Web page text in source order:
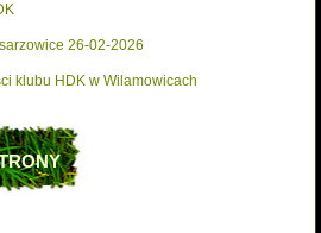
26-02-2026
klubu HDK w Wilamowicach